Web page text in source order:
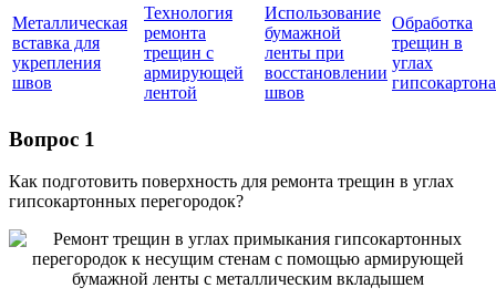
Металлическая
вставка для
укрепления
швов
Технология
ремонта
трещин с
армирующей
лентой
Использование
бумажной
ленты при
восстановлении
швов
Обработка
трещин в
углах
гипсокартона
Вопрос 1
Как подготовить поверхность для ремонта трещин в углах
гипсокартонных перегородок?